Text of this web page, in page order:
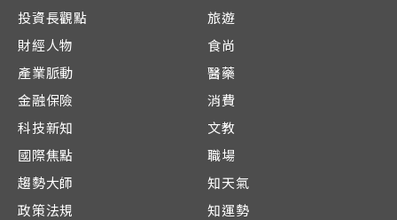
投資長觀點
財經人物
產業脈動
金融保險
科技新知
國際焦點
趨勢大師
政策法規
旅遊
食尚
醫藥
消費
文教
職場
知天氣
知運勢